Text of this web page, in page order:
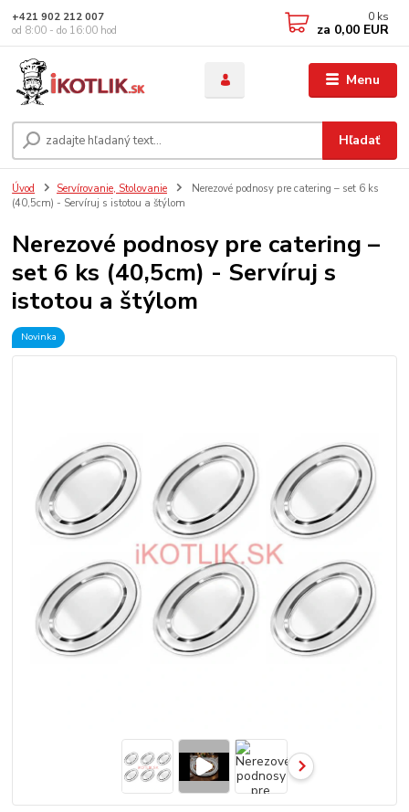
Menu
Hľadať
+421 902 212 007
od 8:00 - do 16:00 hod
0 ks
za 0,00 EUR
Úvod Servírovanie, Stolovanie
Nerezové podnosy pre catering – set 6 ks
(40,5cm) - Servíruj s istotou a štýlom
Nerezové podnosy pre catering –
set 6 ks (40,5cm) - Servíruj s
istotou a štýlom
Novinka